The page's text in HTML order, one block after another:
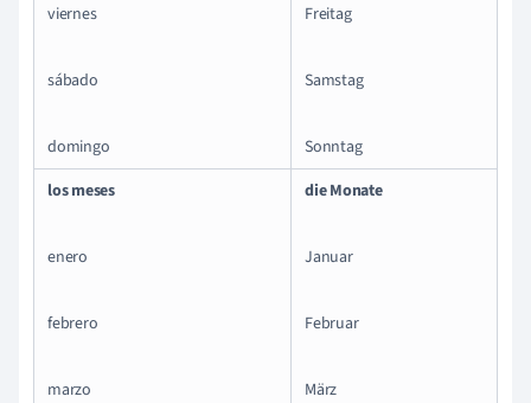
viernes
sábado
domingo
Freitag
Samstag
Sonntag
los meses
enero
febrero
marzo
die Monate
Januar
Februar
März